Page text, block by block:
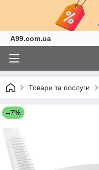
A99.com.ua
Товари та послуги
–7%